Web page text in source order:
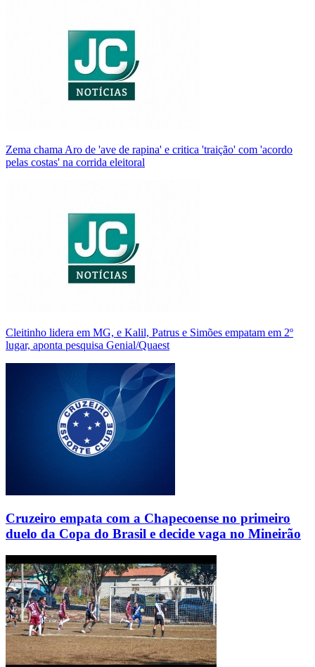
Zema chama Aro de 'ave de rapina' e critica 'traição' com 'acordo
pelas costas' na corrida eleitoral
Cleitinho lidera em MG, e Kalil, Patrus e Simões empatam em 2º
lugar, aponta pesquisa Genial/Quaest
Cruzeiro empata com a Chapecoense no primeiro
duelo da Copa do Brasil e decide vaga no Mineirão